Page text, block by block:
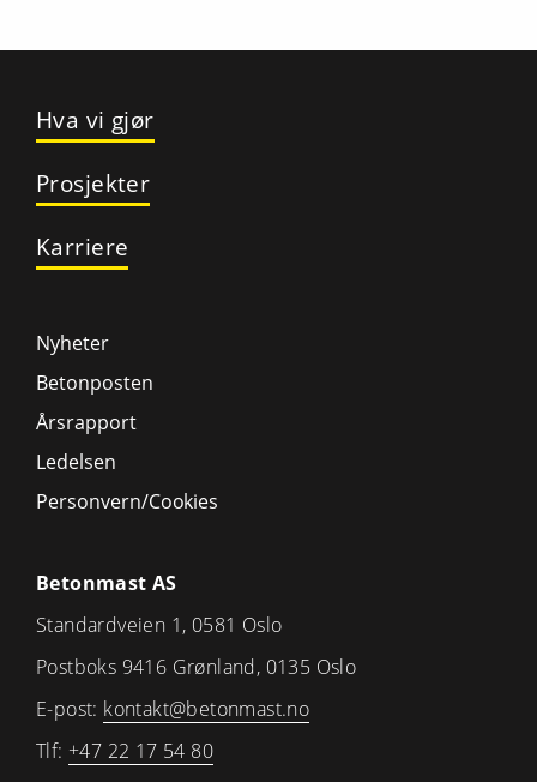
Hva vi gjør
Prosjekter
Karriere
Nyheter
Betonposten
Årsrapport
Ledelsen
Personvern/Cookies
Betonmast AS
Standardveien 1, 0581 Oslo
Postboks 9416 Grønland, 0135 Oslo
E-post: kontakt@betonmast.no
Tlf: +47 22 17 54 80